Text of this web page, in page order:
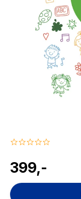
The Housemaid
0.0
rating
399,-